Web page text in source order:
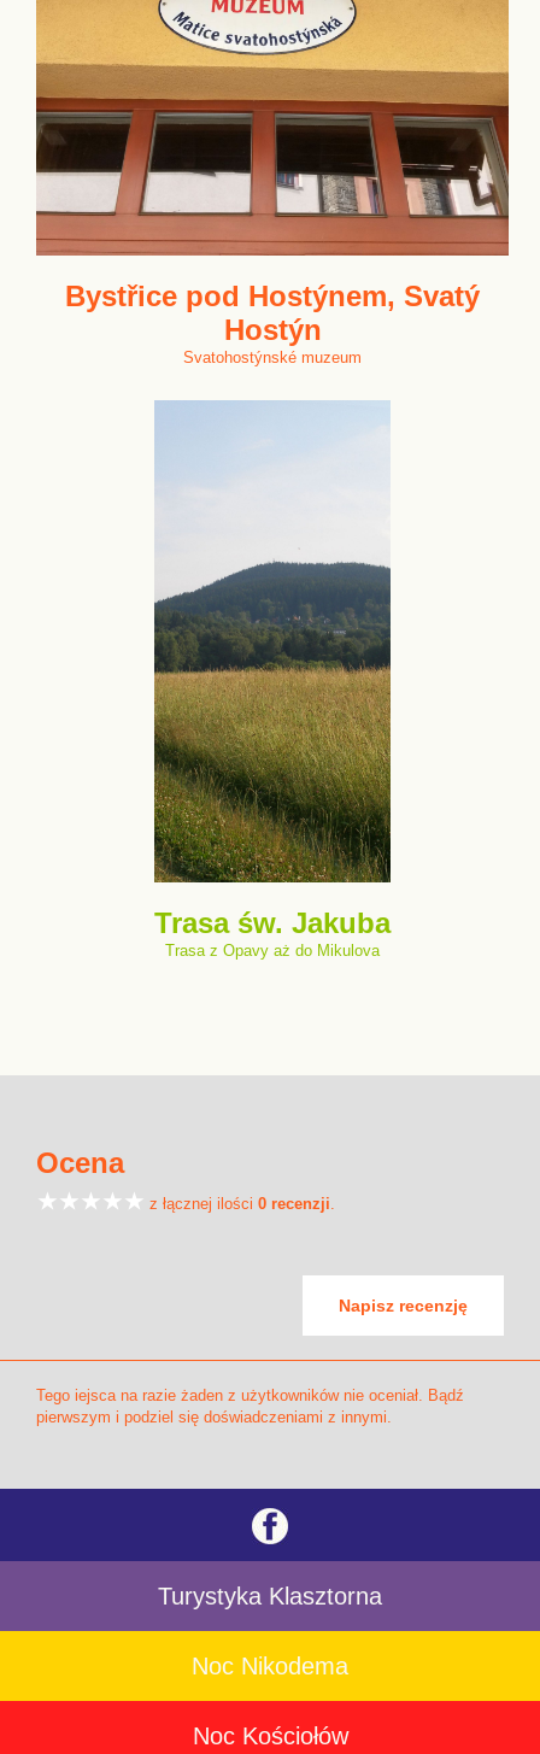
Bystřice pod Hostýnem, Svatý
Hostýn
Svatohostýnské muzeum
Trasa św. Jakuba
Trasa z Opavy aż do Mikulova
Ocena
z łącznej ilości 0 recenzji.
Napisz recenzję
Tego iejsca na razie żaden z użytkowników nie oceniał. Bądź
pierwszym i podziel się doświadczeniami z innymi.
Turystyka Klasztorna
Noc Nikodema
Noc Kościołów